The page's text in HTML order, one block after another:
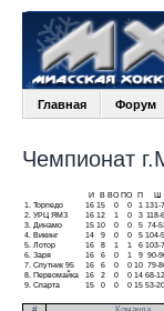
Главная Форум
Чемпионат
И В ВО ПО П
1.
Торпедо 16 15 0 0 1 131-
2. УРЦ ЯМЗ 16 12 1 0 3 118-
3.
Динамо 15 10 0 0 5 74-
4.
Викинг 14 9 0 0 5 104-
5. Лотор 16 8 1 1 6 103-
6. Заря 16 6 0 1 9 90-
7. Спутник 95 16 6 0 0 10 79-
8.
Первомайка 16 2 0 0 14 68-
9. Спарта 15 0 0 0 15 53-